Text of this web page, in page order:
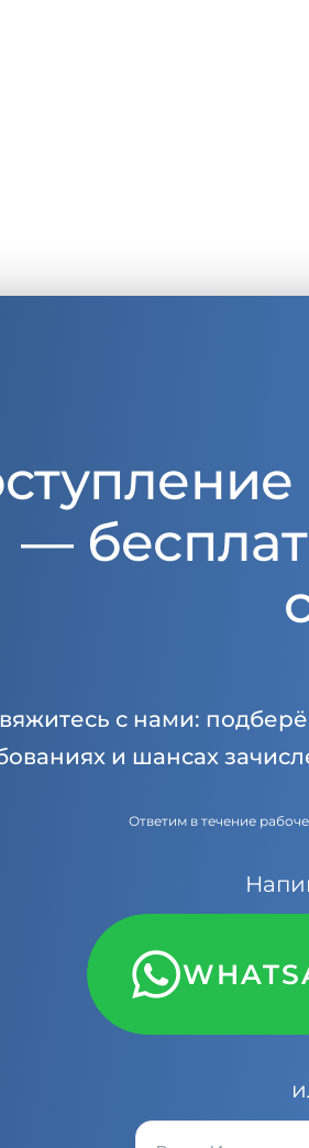
—
с нами:
и шансах
Ответим в течение